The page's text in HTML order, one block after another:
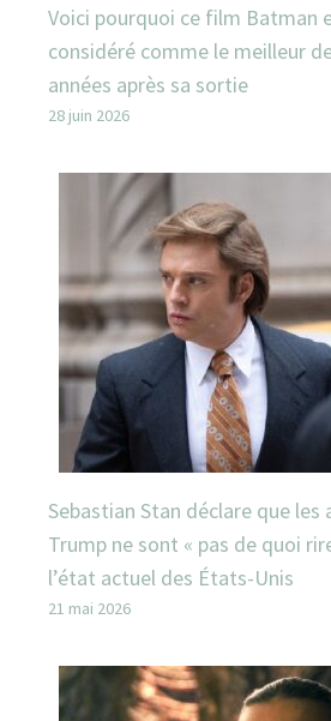
Voici pourquoi ce film Batman
considéré comme le meilleur
années après sa sortie
28 juin 2026
Sebastian Stan déclare que les
Trump ne sont « pas de quoi
l’état actuel des États-Unis
21 mai 2026